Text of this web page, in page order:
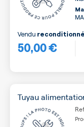
50,00 €
Vendu reconditionné
A
Tuyau